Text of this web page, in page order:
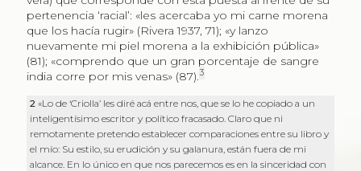
pertenencia ‘racial’: «les acercaba yo mi carne morena
que los hacía rugir» (Rivera 1937, 71); «y lanzo
nuevamente mi piel morena a la exhibición pública»
(81); «comprendo que un gran porcentaje de sangre
india corre por mis venas» (87).3
2«Lo de ‘Criolla’ les diré acá entre nos, que se lo he copiado a un
inteligentísimo escritor y político fracasado. Claro que ni
remotamente pretendo establecer comparaciones entre su libro y
el mío: Su estilo, su erudición y su galanura, están fuera de mi
alcance. En lo único en que nos parecemos es en la sinceridad con